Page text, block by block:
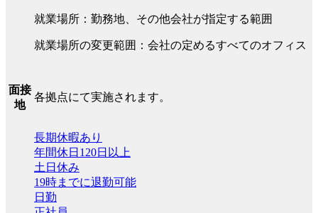
就業場所：勤務地、その他会社が指定する範囲
就業場所の変更範囲：会社の定めるすべてのオフィス
面接
地
各拠点にて実施されます。
長期休暇あり
年間休日120日以上
土日休み
19時までに退勤可能
日勤